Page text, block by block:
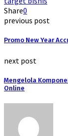
Share0
previous post
Promo New Year
next post
Mengelola
Online